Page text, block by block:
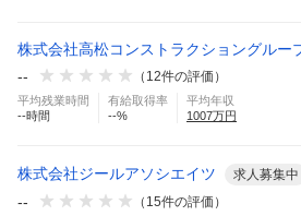
株式会社高松コンストラクショングルー
--
（ 12件の評価）
平均残業時間
--時間
有給取得率
--%
平均年収
1007万円
株式会社ジールアソシエイツ 求人募集中
-- （ 15件の評価）